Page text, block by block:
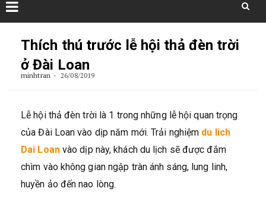
content
Thích thú trước lễ hội thả đèn trời
ở Đài Loan
minhtran 26/08/2019
Lễ hội thả đèn trời là 1 trong những lễ hội quan trọng
của Đài Loan vào dịp năm mới. Trải nghiệm du lich
Dai Loanvào dịp này, khách du lịch sẽ được đắm
chìm vào không gian ngập tràn ánh sáng, lung linh,
huyền ảo đến nao lòng.